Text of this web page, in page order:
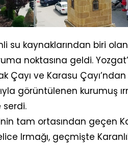
su kaynaklarından biri
noktasına geldi.
Çayı ve Karasu
görüntülenen kurumuş
tam ortasından geçen
Irmağı, geçmişte